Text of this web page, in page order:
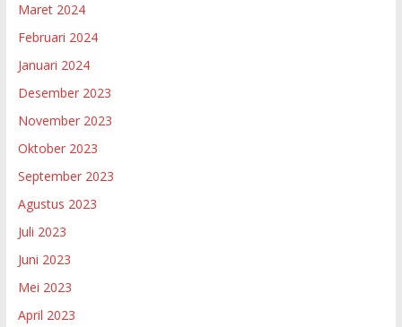
Maret 2024
Februari 2024
Januari 2024
Desember 2023
November 2023
Oktober 2023
September 2023
Agustus 2023
Juli 2023
Juni 2023
Mei 2023
April 2023